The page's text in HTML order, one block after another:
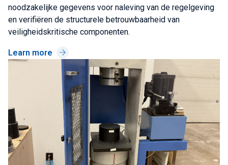
noodzakelijke gegevens voor naleving van de regelgeving
en verifiëren de structurele betrouwbaarheid van
veiligheidskritische componenten.
Learn more